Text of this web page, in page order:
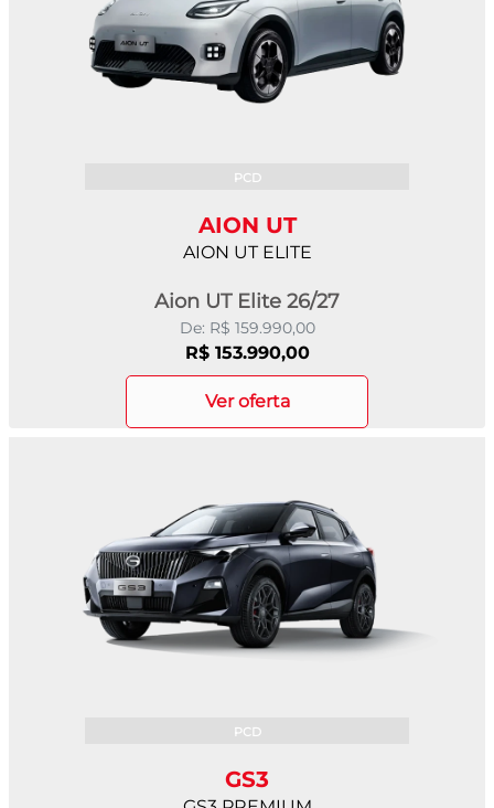
AION UT
AION UT ELITE
Aion UT Elite 26/27
PCD
De: R$ 159.990,00
R$ 153.990,00
ver oferta
GS3
PCD